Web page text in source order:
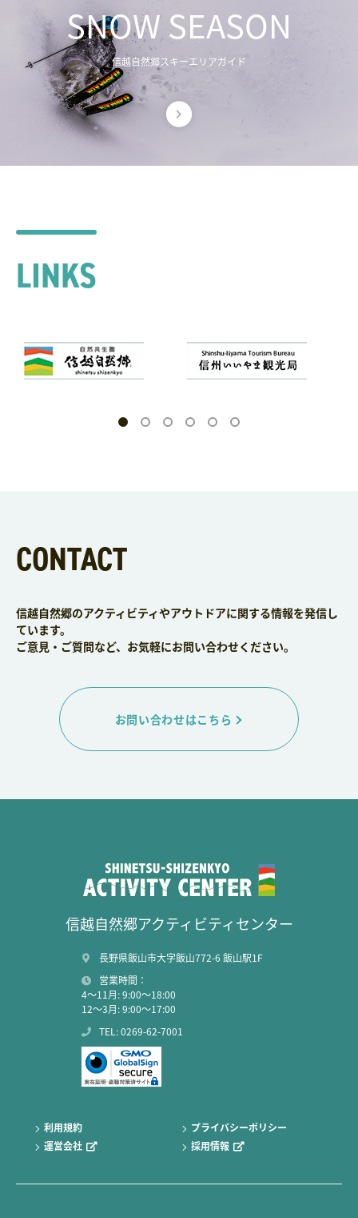
SNOW SEASON
信越自然郷スキーエリアガイド
LINKS
CONTACT
信越自然郷のアクティビティやアウトドアに関する情報を発信し
ています。
ご意見・ご質問など、お気軽にお問い合わせください。
お問い合わせはこちら
信越自然郷アクティビティセンター
長野県飯山市大字飯山772-6 飯山駅1F
営業時間：
4～11月: 9:00～18:00
12～3月: 9:00～17:00
TEL: 0269-62-7001
運営会社 採用情報
利用規約 プライバシーポリシー